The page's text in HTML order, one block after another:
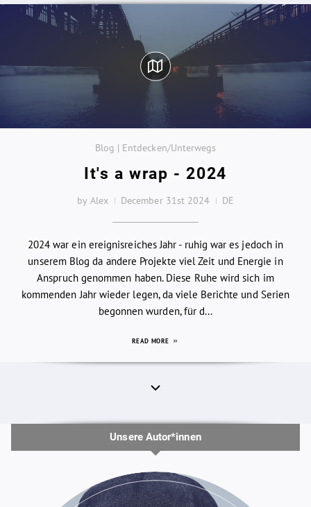
Blog | Entdecken/Unterwegs
It's a wrap - 2024
by Alex December 31st 2024 DE
2024 war ein ereignisreiches Jahr - ruhig war es jedoch in
unserem Blog da andere Projekte viel Zeit und Energie in
Anspruch genommen haben. Diese Ruhe wird sich im
kommenden Jahr wieder legen, da viele Berichte und Serien
begonnen wurden, für d...
READ MORE
Unsere Autor*innen